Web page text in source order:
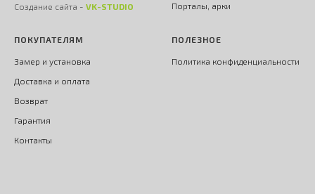
Создание сайта - VK-STUDIO
Порталы, арки
ПОКУПАТЕЛЯМ
Замер и установка
Доставка и оплата
Возврат
Гарантия
Контакты
ПОЛЕЗНОЕ
Политика конфиденциальности